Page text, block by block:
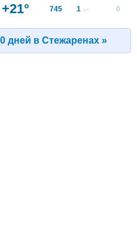
+21° 745 1 м/с 0
дней в Стежаренах »